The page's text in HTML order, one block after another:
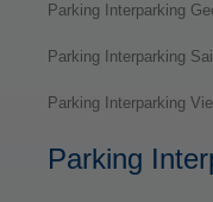
Parking Interparking
Parking Interparking
Parking Interparking
Parking